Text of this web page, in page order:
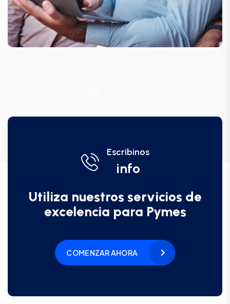
Escribinos
info
Utiliza nuestros servicios de
excelencia para Pymes
COMENZAR AHORA